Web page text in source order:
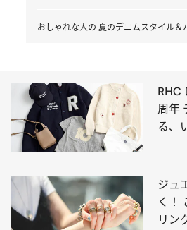
おしゃれな人の 夏のデニムスタイル＆
RHC
周年
る、
ジュ
く！
リン